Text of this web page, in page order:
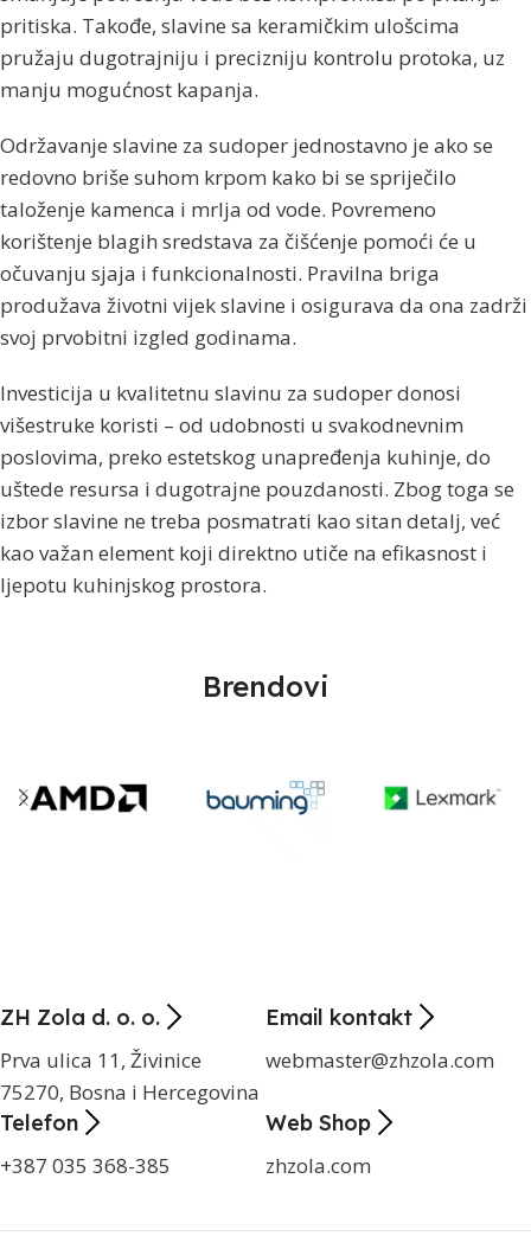
pritiska. Takođe, slavine sa keramičkim ulošcima
pružaju dugotrajniju i precizniju kontrolu protoka, uz
manju mogućnost kapanja.
Održavanje slavine za sudoper jednostavno je ako se
redovno briše suhom krpom kako bi se spriječilo
taloženje kamenca i mrlja od vode. Povremeno
korištenje blagih sredstava za čišćenje pomoći će u
očuvanju sjaja i funkcionalnosti. Pravilna briga
produžava životni vijek slavine i osigurava da ona zadrži
svoj prvobitni izgled godinama.
Investicija u kvalitetnu slavinu za sudoper donosi
višestruke koristi – od udobnosti u svakodnevnim
poslovima, preko estetskog unapređenja kuhinje, do
uštede resursa i dugotrajne pouzdanosti. Zbog toga se
izbor slavine ne treba posmatrati kao sitan detalj, već
kao važan element koji direktno utiče na efikasnost i
ljepotu kuhinjskog prostora.
Brendovi
ZH Zola d. o. o.
Prva ulica 11, Živinice
75270, Bosna i Hercegovina
Email kontakt
webmaster@zhzola.com
Telefon
+387 035 368-385
Web Shop
zhzola.com